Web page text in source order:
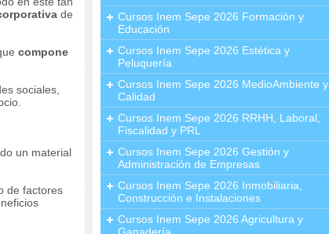
de
compone
sociales,
un material
de factores
Cursos Inem Sepe 2026 Formación y
Educación
Cursos Inem Sepe 2026 Estética y
Peluquería
Cursos Inem Sepe 2026 MedioAmbiente y
Calidad
Cursos Inem Sepe 2026 RRHH, Laboral,
Fiscalidad y PRL
Cursos Inem Sepe 2026 Gestión y
Administración de Empresas
Cursos Inem Sepe 2026 Inmobiliaria,
Construcción e Instalaciones
Cursos Inem Sepe 2026 Agricultura y